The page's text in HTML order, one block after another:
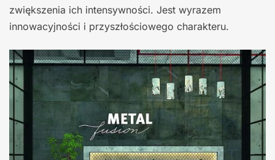
zwiększenia ich intensywności. Jest wyrazem
innowacyjności i przyszłościowego charakteru.